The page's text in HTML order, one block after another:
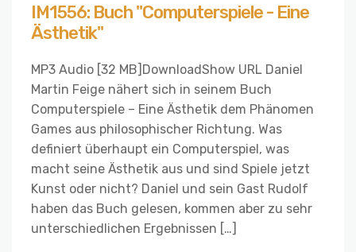
IM1556: Buch "Computerspiele - Eine
Ästhetik"
MP3 Audio [32 MB]DownloadShow URL Daniel
Martin Feige nähert sich in seinem Buch
Computerspiele – Eine Ästhetik dem Phänomen
Games aus philosophischer Richtung. Was
definiert überhaupt ein Computerspiel, was
macht seine Ästhetik aus und sind Spiele jetzt
Kunst oder nicht? Daniel und sein Gast Rudolf
haben das Buch gelesen, kommen aber zu sehr
unterschiedlichen Ergebnissen […]